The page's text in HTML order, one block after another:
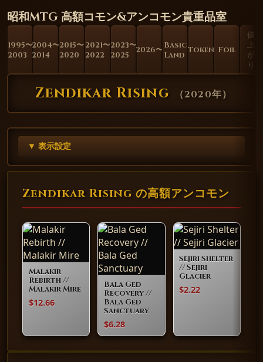
昭和MTG 高額コモン&アンコモン貴重品室
1995〜
2003
2004〜
2014
2015〜
2020
2021〜
2022
2023〜
2025
2026〜 Basic
Land Token Foil
値
上
が
り
Zendikar Rising （2020年）
▼ 表示設定
Zendikar Rising の高額アンコモン
Malakir
Rebirth //
Malakir Mire
$12.66
Bala Ged
Recovery //
Bala Ged
Sanctuary
$6.28
Sejiri Shelter
// Sejiri
Glacier
$2.22